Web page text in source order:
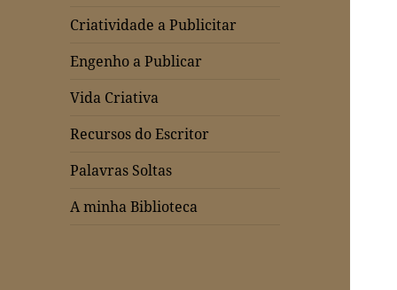
Criatividade a Publicitar
Engenho a Publicar
Vida Criativa
Recursos do Escritor
Palavras Soltas
A minha Biblioteca